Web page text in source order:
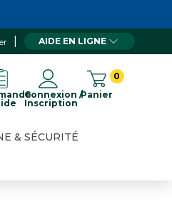
AIDE EN LIGNE
Connexion /
Inscription
Panier
0
& SÉCURITÉ